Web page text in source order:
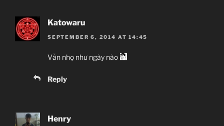
Katowaru
SEPTEMBER 6, 2014 AT 14:45
Vẫn nhọ như ngày nào
Reply
Henry